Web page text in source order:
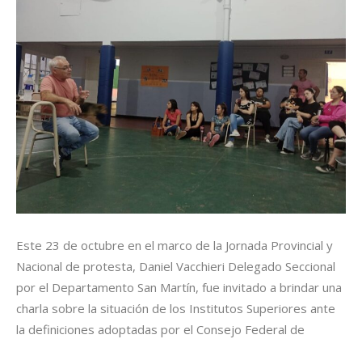
Este 23 de octubre en el marco de la Jornada Provincial y
Nacional de protesta, Daniel Vacchieri Delegado Seccional
por el Departamento San Martín, fue invitado a brindar una
charla sobre la situación de los Institutos Superiores ante
la definiciones adoptadas por el Consejo Federal de